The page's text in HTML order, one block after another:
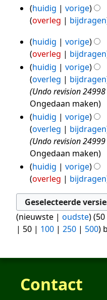
n
g
t
i
g
b
e
e
r
k
i
n
g
s
s
a
m
e
n
v
a
t
t
2
apr
2020
huidig vorige
overleg
bijdragen
e
e
n
b
e
w
e
r
k
i
n
g
s
a
m
t
1
apr
2020
huidig vorige
overleg
bijdragen
G
e
e
n
b
e
w
e
r
k
n
g
s
m
n
huidig vorige
overleg
bijdragen
Undo revision
Ongedaan maken
huidig
vorige
overleg
bijdragen
Undo revision
Ongedaan maken
huidig
vorige
overleg
bijdragen
e
e
n
r
(nieuwste | oudste) (
| 50 | 100 | 250 | 500)
Contact